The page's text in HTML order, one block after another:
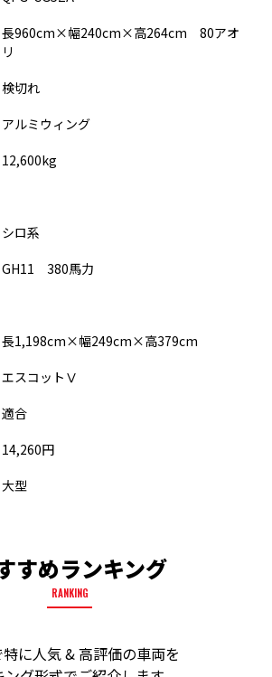
長960cm×幅240cm×高264cm 80アオ
リ
検切れ
アルミウィング
12,600kg
シロ系
GH11 380馬力
長1,198cm×幅249cm×高379cm
エスコットⅤ
適合
14,260円
大型
すめランキング
RANKING
に人気 & 高評価の車両を